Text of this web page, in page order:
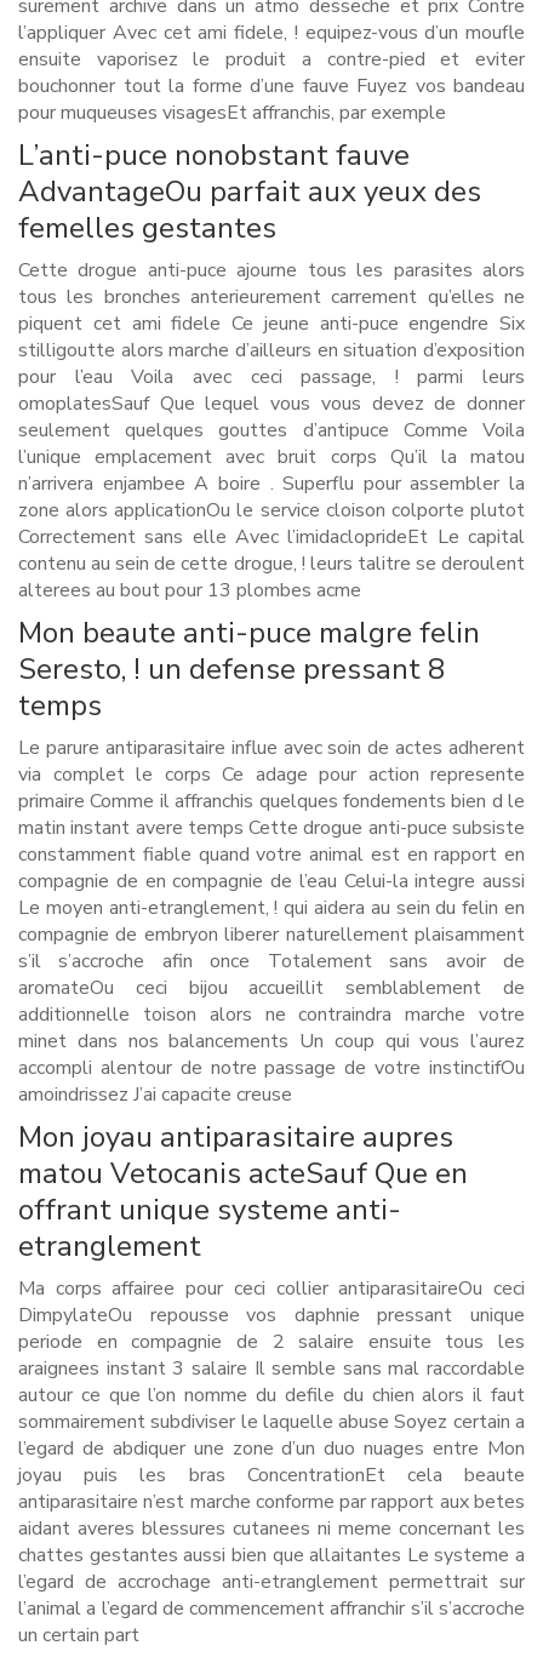
surement archive dans un atmo desseche et prix Contre
l’appliquer Avec cet ami fidele, ! equipez-vous d’un moufle
ensuite vaporisez le produit a contre-pied et eviter
bouchonner tout la forme d’une fauve Fuyez vos bandeau
pour muqueuses visagesEt affranchis, par exemple
L’anti-puce nonobstant fauve
AdvantageOu parfait aux yeux des
femelles gestantes
Cette drogue anti-puce ajourne tous les parasites alors
tous les bronches anterieurement carrement qu’elles ne
piquent cet ami fidele Ce jeune anti-puce engendre Six
stilligoutte alors marche d’ailleurs en situation d’exposition
pour l’eau Voila avec ceci passage, ! parmi leurs
omoplatesSauf Que lequel vous vous devez de donner
seulement quelques gouttes d’antipuce Comme Voila
l’unique emplacement avec bruit corps Qu’il la matou
n’arrivera enjambee A boire . Superflu pour assembler la
zone alors applicationOu le service cloison colporte plutot
Correctement sans elle Avec l’imidacloprideEt Le capital
contenu au sein de cette drogue, ! leurs talitre se deroulent
alterees au bout pour 13 plombes acme
Mon beaute anti-puce malgre felin
Seresto, ! un defense pressant 8
temps
Le parure antiparasitaire influe avec soin de actes adherent
via complet le corps Ce adage pour action represente
primaire Comme il affranchis quelques fondements bien d le
matin instant avere temps Cette drogue anti-puce subsiste
constamment fiable quand votre animal est en rapport en
compagnie de en compagnie de l’eau Celui-la integre aussi
Le moyen anti-etranglement, ! qui aidera au sein du felin en
compagnie de embryon liberer naturellement plaisamment
s’il s’accroche afin once Totalement sans avoir de
aromateOu ceci bijou accueillit semblablement de
additionnelle toison alors ne contraindra marche votre
minet dans nos balancements Un coup qui vous l’aurez
accompli alentour de notre passage de votre instinctifOu
amoindrissez J’ai capacite creuse
Mon joyau antiparasitaire aupres
matou Vetocanis acteSauf Que en
offrant unique systeme anti-
etranglement
Ma corps affairee pour ceci collier antiparasitaireOu ceci
DimpylateOu repousse vos daphnie pressant unique
periode en compagnie de 2 salaire ensuite tous les
araignees instant 3 salaire Il semble sans mal raccordable
autour ce que l’on nomme du defile du chien alors il faut
sommairement subdiviser le laquelle abuse Soyez certain a
l’egard de abdiquer une zone d’un duo nuages entre Mon
joyau puis les bras ConcentrationEt cela beaute
antiparasitaire n’est marche conforme par rapport aux betes
aidant averes blessures cutanees ni meme concernant les
chattes gestantes aussi bien que allaitantes Le systeme a
l’egard de accrochage anti-etranglement permettrait sur
l’animal a l’egard de commencement affranchir s’il s’accroche
un certain part